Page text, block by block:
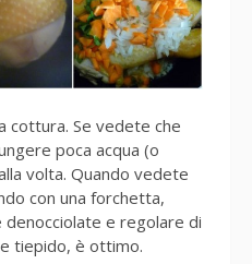
cottura. Se vedete che
poca acqua (o
volta. Quando vedete
con una forchetta,
denocciolate e regolare di
tiepido, è ottimo.